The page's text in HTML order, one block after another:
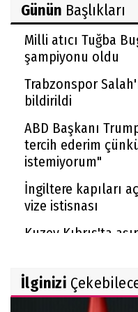
Günün Başlıkları
Milli atıcı Tuğba
şampiyonu oldu
Trabzonspor
bildirildi
ABD Başkanı
tercih ederim
istemiyorum"
İngiltere kapıları
vize istisnası
Kuzey Kıbrıs'ta
Sigara zammı
TL zam geldi
İlginizi